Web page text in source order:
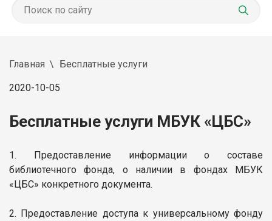
Главная Бесплатные услуги
2020-10-05
Бесплатные услуги МБУК «ЦБС»
1. Предоставление информации о составе
библиотечного фонда, о наличии в фондах МБУК
«ЦБС» конкретного документа.
2. Предоставление доступа к универсальному фонду